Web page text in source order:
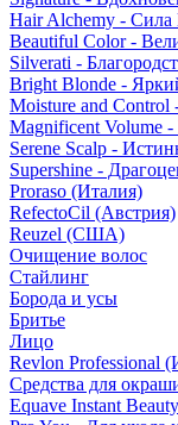
Hair Alchemy - Сила
Beautiful Color -
Silverati -
Bright Blonde -
Moisture and
Magnificent Volume
Serene Scalp -
Supershine -
Proraso (Италия)
RefectoCil (Австрия)
Reuzel (США)
Очищение волос
Стайлинг
Борода и усы
Бритье
Лицо
Revlon Professional
Средства для
Equave Instant